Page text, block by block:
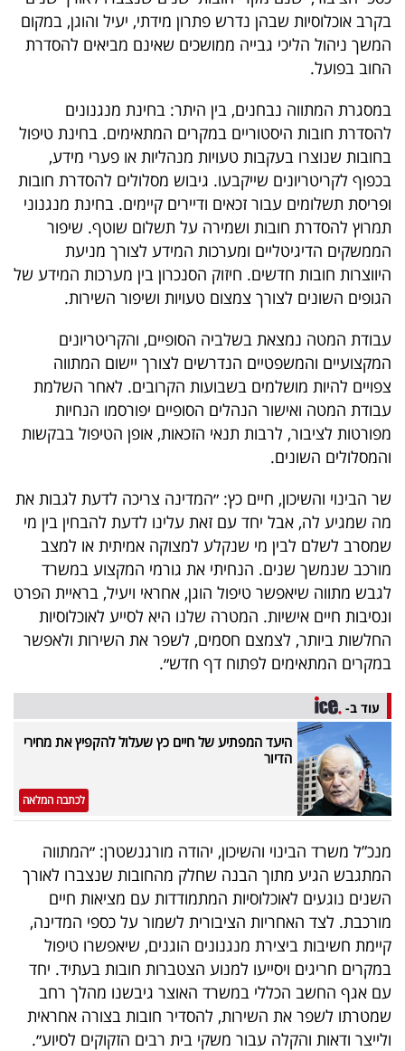
דרושים
ניוזלטרים
מייל
אדום
פרסמו
באייס
אחרינו:
בקרב אוכלוסיות שבהן נדרש פתרון מידתי, יעיל והוגן, במקום
המשך ניהול הליכי גבייה ממושכים שאינם מביאים להסדרת
החוב בפועל.
במסגרת המתווה נבחנים, בין היתר: בחינת מנגנונים
להסדרת חובות היסטוריים במקרים המתאימים. בחינת טיפול
בחובות שנוצרו בעקבות טעויות מנהליות או פערי מידע,
בכפוף לקריטריונים שייקבעו. גיבוש מסלולים להסדרת חובות
ופריסת תשלומים עבור זכאים ודיירים קיימים. בחינת מנגנוני
תמרוץ להסדרת חובות ושמירה על תשלום שוטף. שיפור
הממשקים הדיגיטליים ומערכות המידע לצורך מניעת
היווצרות חובות חדשים. חיזוק הסנכרון בין מערכות המידע של
הגופים השונים לצורך צמצום טעויות ושיפור השירות.
עבודת המטה נמצאת בשלביה הסופיים, והקריטריונים
המקצועיים והמשפטיים הנדרשים לצורך יישום המתווה
צפויים להיות מושלמים בשבועות הקרובים. לאחר השלמת
עבודת המטה ואישור הנהלים הסופיים יפורסמו הנחיות
מפורטות לציבור, לרבות תנאי הזכאות, אופן הטיפול בבקשות
והמסלולים השונים.
שר הבינוי והשיכון, חיים כץ: ״המדינה צריכה לדעת לגבות את
מה שמגיע לה, אבל יחד עם זאת עלינו לדעת להבחין בין מי
שמסרב לשלם לבין מי שנקלע למצוקה אמיתית או למצב
מורכב שנמשך שנים. הנחיתי את גורמי המקצוע במשרד
לגבש מתווה שיאפשר טיפול הוגן, אחראי ויעיל, בראיית הפרט
ונסיבות חיים אישיות. המטרה שלנו היא לסייע לאוכלוסיות
החלשות ביותר, לצמצם חסמים, לשפר את השירות ולאפשר
במקרים המתאימים לפתוח דף חדש״.
עוד ב-
היעד המפתיע של חיים כץ שעלול להקפיץ את מחירי
הדיור
לכתבה המלאה
מנכ”ל משרד הבינוי והשיכון, יהודה מורגנשטרן: ״המתווה
המתגבש הגיע מתוך הבנה שחלק מהחובות שנצברו לאורך
השנים נוגעים לאוכלוסיות המתמודדות עם מציאות חיים
מורכבת. לצד האחריות הציבורית לשמור על כספי המדינה,
קיימת חשיבות ביצירת מנגנונים הוגנים, שיאפשרו טיפול
במקרים חריגים ויסייעו למנוע הצטברות חובות בעתיד. יחד
עם אגף החשב הכללי במשרד האוצר גיבשנו מהלך רחב
שמטרתו לשפר את השירות, להסדיר חובות בצורה אחראית
ולייצר ודאות והקלה עבור משקי בית רבים הזקוקים לסיוע״.